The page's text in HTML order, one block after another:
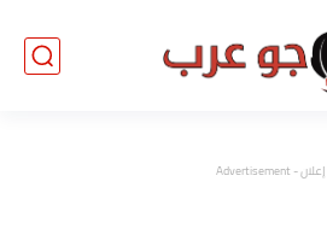
إعلان - Advertisement